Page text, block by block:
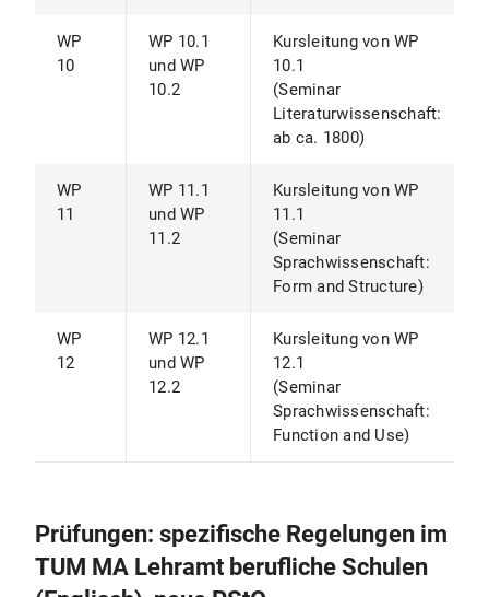
WP
10
WP 10.1
und WP
10.2
Kursleitung von WP
10.1
(Seminar
Literaturwissenschaft:
ab ca. 1800)
WP
11
WP 11.1
und WP
11.2
Kursleitung von WP
11.1
(Seminar
Sprachwissenschaft:
Form and Structure)
WP
12
WP 12.1
und WP
12.2
Kursleitung von WP
12.1
(Seminar
Sprachwissenschaft:
Function and Use)
Prüfungen: spezifische Regelungen im
TUM MA Lehramt berufliche Schulen